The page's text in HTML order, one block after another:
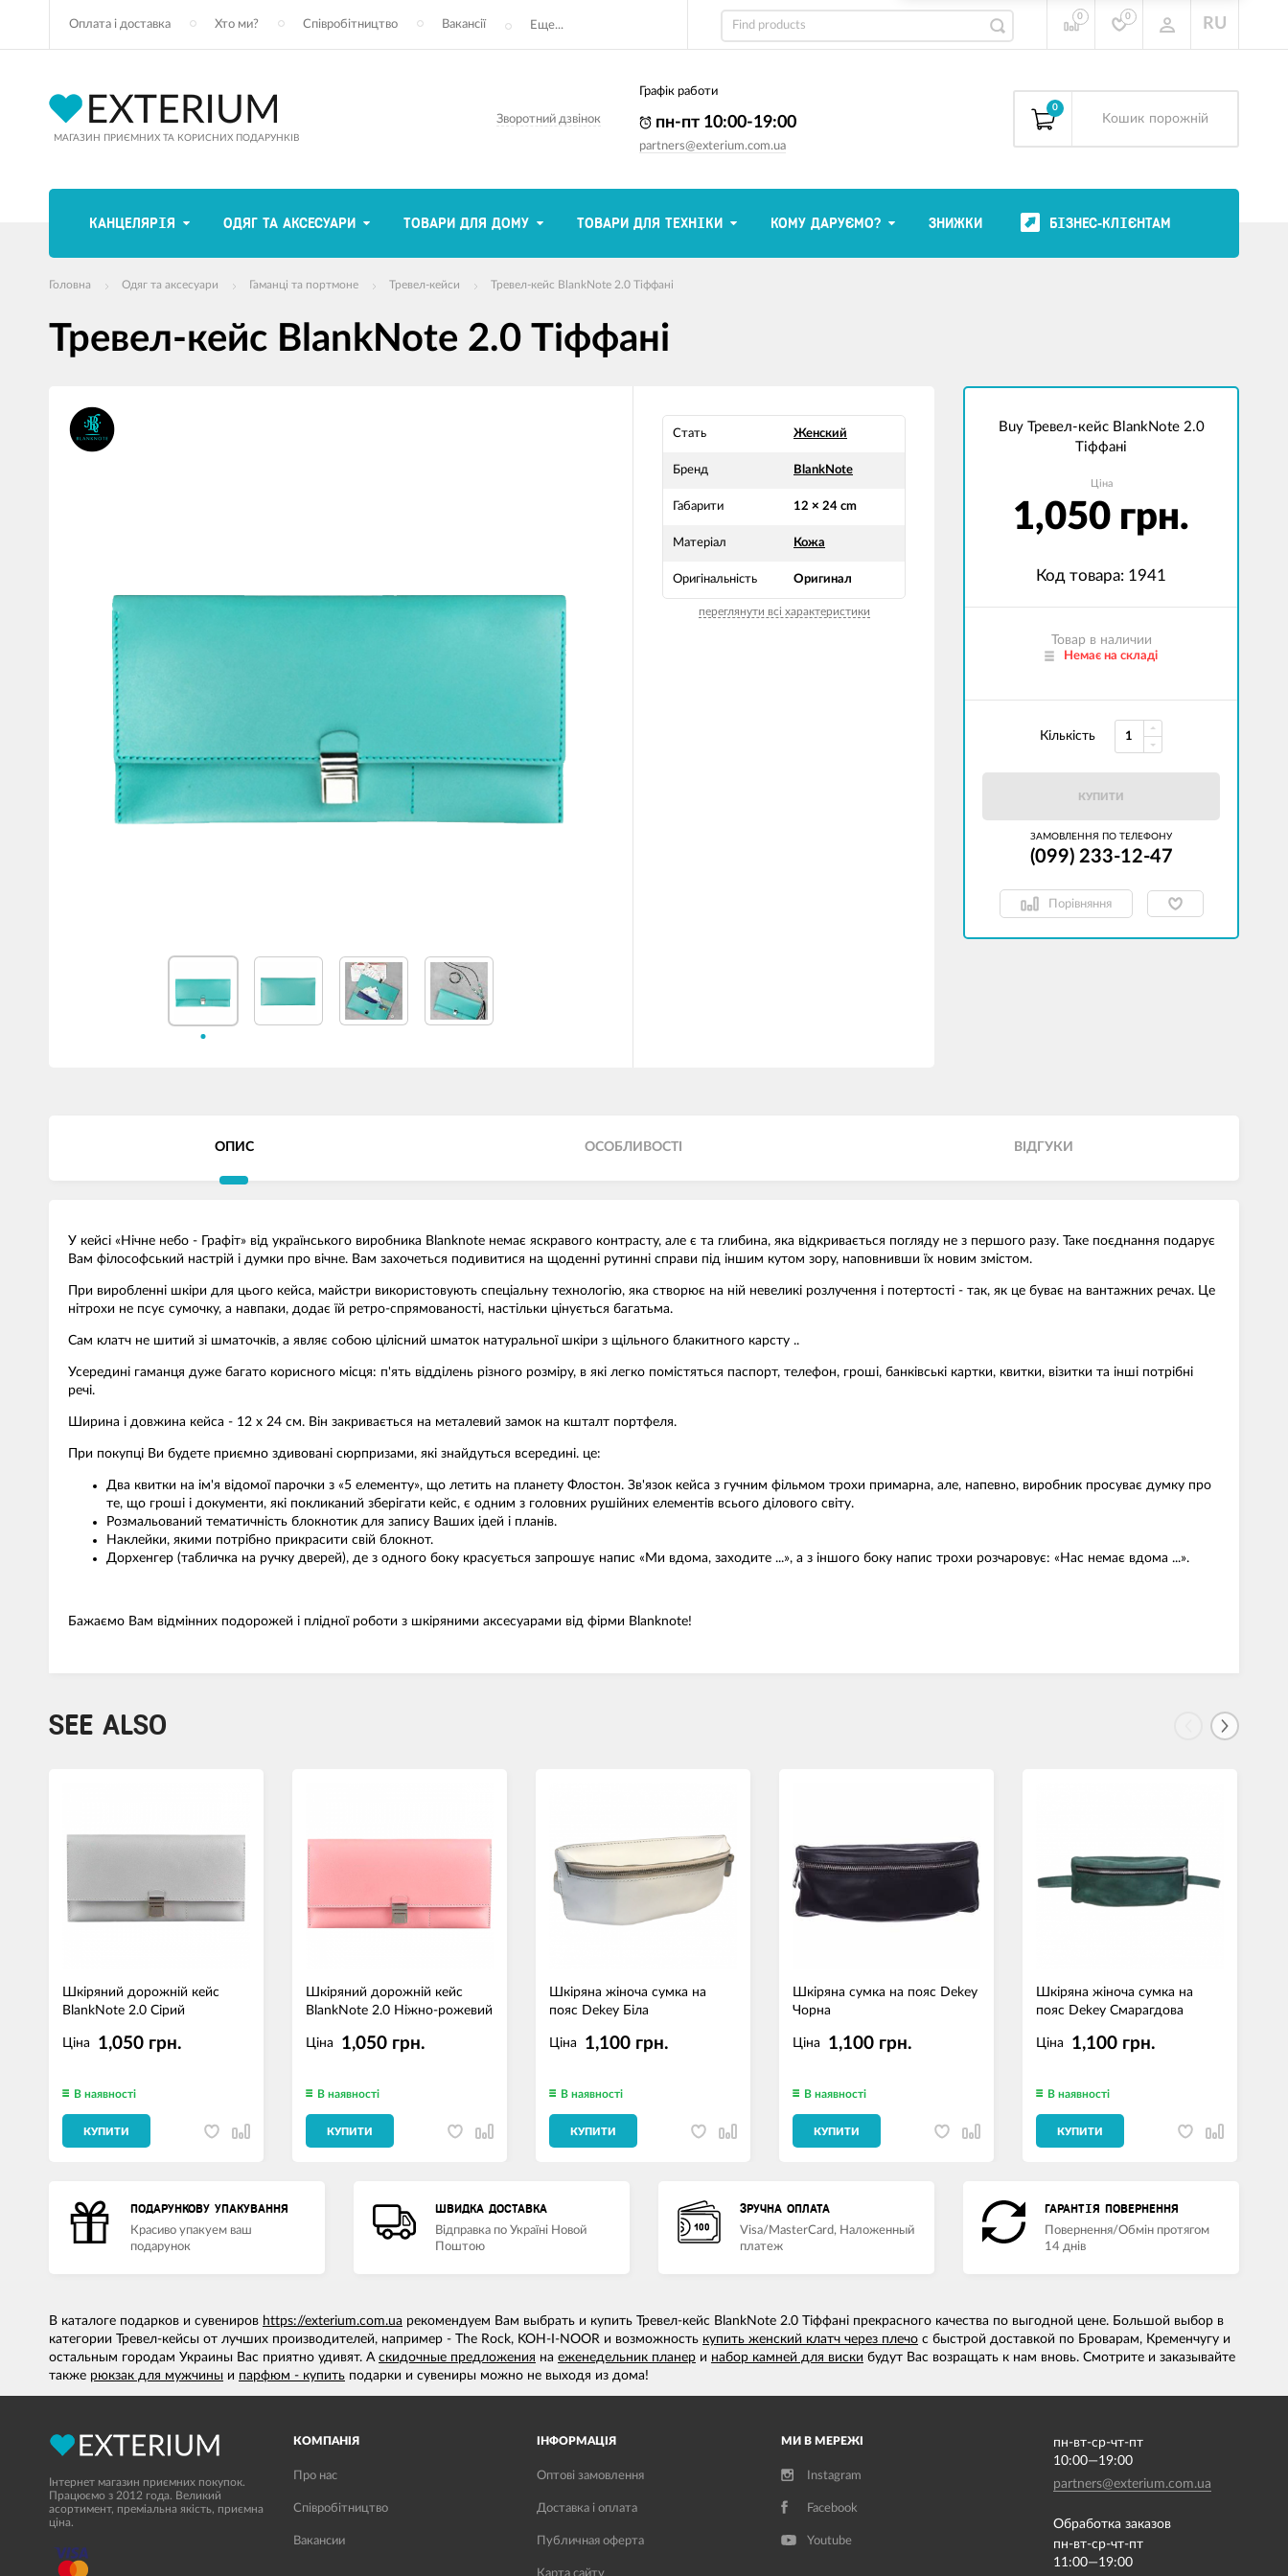
Оплата і доставка Хто ми? Співробітництво Вакансії Еще...
0 0 RU
МАГАЗИН ПРИЄМНИХ ТА КОРИСНИХ ПОДАРУНКІВ
Зворотний дзвінок
Графік работи
пн-пт 10:00-19:00
partners@exterium.com.ua
0
Kошик порожній
КАНЦЕЛЯРІЯ ОДЯГ ТА АКСЕСУАРИ ТОВАРИ ДЛЯ ДОМУ ТОВАРИ ДЛЯ ТЕХНІКИ КОМУ ДАРУЄМО? ЗНИЖКИ БІЗНЕС-КЛІЄНТАМ
Головна Одяг та аксесуари Гаманці та портмоне Тревел-кейси Тревел-кейс BlankNote 2.0 Тіффані
Тревел-кейс BlankNote 2.0 Тіффані
продуктів
Стать Женский
Бренд BlankNote
Габарити 12 × 24 cm
Матеріал Кожа
Оригінальність Оригинал
переглянути всі характеристики
Buy Тревел-кейс BlankNote 2.0
Тіффані
Ціна
1,050 грн.
Код товара: 1941
Товар в наличии
Немає на складі
Кількість
КУПИТИ
ЗАМОВЛЕННЯ ПО ТЕЛЕФОНУ
(099) 233-12-47
Порівняння
ОПИС ОСОБЛИВОСТІ ВІДГУКИ
У кейсі «Нічне небо - Графіт» від українського виробника Blanknote немає яскравого контрасту, але є та глибина, яка відкривається погляду не з першого разу. Таке поєднання подарує
Вам філософський настрій і думки про вічне. Вам захочеться подивитися на щоденні рутинні справи під іншим кутом зору, наповнивши їх новим змістом.
При виробленні шкіри для цього кейса, майстри використовують спеціальну технологію, яка створює на ній невеликі розлучення і потертості - так, як це буває на вантажних речах. Це
нітрохи не псує сумочку, а навпаки, додає їй ретро-спрямованості, настільки цінується багатьма.
Сам клатч не шитий зі шматочків, а являє собою цілісний шматок натуральної шкіри з щільного блакитного карсту ..
Усередині гаманця дуже багато корисного місця: п'ять відділень різного розміру, в які легко помістяться паспорт, телефон, гроші, банківські картки, квитки, візитки та інші потрібні
речі.
Ширина і довжина кейса - 12 х 24 см. Він закривається на металевий замок на кшталт портфеля.
При покупці Ви будете приємно здивовані сюрпризами, які знайдуться всередині. це:
Два квитки на ім'я відомої парочки з «5 елементу», що летить на планету Флостон. Зв'язок кейса з гучним фільмом трохи примарна, але, напевно, виробник просуває думку про
те, що гроші і документи, які покликаний зберігати кейс, є одним з головних рушійних елементів всього ділового світу.
Розмальований тематичність блокнотик для запису Ваших ідей і планів.
Наклейки, якими потрібно прикрасити свій блокнот.
Дорхенгер (табличка на ручку дверей), де з одного боку красується запрошує напис «Ми вдома, заходите ...», а з іншого боку напис трохи розчаровує: «Нас немає вдома ...».
Бажаємо Вам відмінних подорожей і плідної роботи з шкіряними аксесуарами від фірми Blanknote!
SEE ALSO
Шкіряний дорожній кейс
BlankNote 2.0 Сірий
Ціна 1,050 грн.
В наявності
КУПИТИ
Шкіряний дорожній кейс
BlankNote 2.0 Ніжно-рожевий
Ціна 1,050 грн.
В наявності
КУПИТИ
Шкіряна жіноча сумка на
пояс Dekey Біла
Ціна 1,100 грн.
В наявності
КУПИТИ
Шкіряна сумка на пояс Dekey
Чорна
Ціна 1,100 грн.
В наявності
КУПИТИ
Шкіряна жіноча сумка на
пояс Dekey Смарагдова
Ціна 1,100 грн.
В наявності
КУПИТИ
ПОДАРУНКОВУ УПАКУВАННЯ
Красиво упакуем ваш
подарунок
ШВИДКА ДОСТАВКА
Відправка по Україні Новой
Поштою
ЗРУЧНА ОПЛАТА
Visa/MasterCard, Наложенный
платеж
ГАРАНТІЯ ПОВЕРНЕННЯ
Повернення/Обмін протягом
14 днів
В каталоге подарков и сувениров https://exterium.com.ua рекомендуем Вам выбрать и купить Тревел-кейс BlankNote 2.0 Тіффані прекрасного качества по выгодной цене. Большой выбор в
категории Тревел-кейсы от лучших производителей, например - The Rock, KOH-I-NOOR и возможность купить женский клатч через плечо с быстрой доставкой по Броварам, Кременчугу и
остальным городам Украины Вас приятно удивят. А скидочные предложения на еженедельник планер и набор камней для виски будут Вас возращать к нам вновь. Смотрите и заказывайте
также рюкзак для мужчины и парфюм - купить подарки и сувениры можно не выходя из дома!
Інтернет магазин приємних покупок.
Працюємо з 2012 года. Великий
асортимент, преміальна якість, приємна
ціна.
КОМПАНІЯ
Про нас
Співробітництво
Вакансии
ІНФОРМАЦІЯ
Оптові замовлення
Доставка і оплата
Публичная оферта
МИ В МЕРЕЖІ
Instagram
Facebook
Youtube
пн-вт-ср-чт-пт
10:00—19:00
partners@exterium.com.ua
Обработка заказов
пн-вт-ср-чт-пт
11:00—19:00